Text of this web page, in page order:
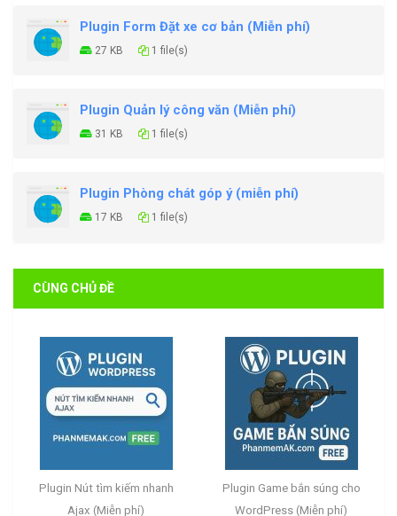
Plugin Form Đặt xe cơ bản (Miễn phí)
27 KB 1 file(s)
Plugin Quản lý công văn (Miễn phí)
31 KB 1 file(s)
Plugin Phòng chát góp ý (miễn phí)
17 KB 1 file(s)
CÙNG CHỦ ĐỀ
Plugin Nút tìm kiếm nhanh
Ajax (Miễn phí)
Plugin Game bắn súng cho
WordPress (Miễn phí)